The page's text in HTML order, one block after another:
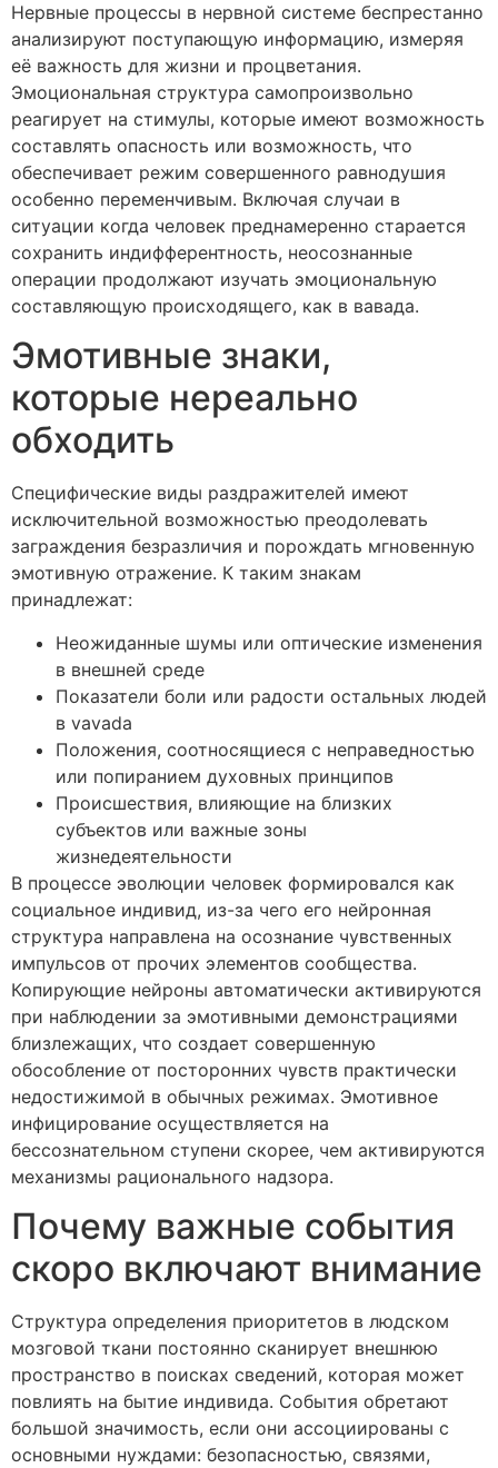
Нервные процессы в нервной системе беспрестанно
анализируют поступающую информацию, измеряя
её важность для жизни и процветания.
Эмоциональная структура самопроизвольно
реагирует на стимулы, которые имеют возможность
составлять опасность или возможность, что
обеспечивает режим совершенного равнодушия
особенно переменчивым. Включая случаи в
ситуации когда человек преднамеренно старается
сохранить индифферентность, неосознанные
операции продолжают изучать эмоциональную
составляющую происходящего, как в вавада.
Эмотивные знаки,
которые нереально
обходить
Специфические виды раздражителей имеют
исключительной возможностью преодолевать
заграждения безразличия и порождать мгновенную
эмотивную отражение. К таким знакам
принадлежат:
Неожиданные шумы или оптические изменения
в внешней среде
Показатели боли или радости остальных людей
в vavada
Положения, соотносящиеся с неправедностью
или попиранием духовных принципов
Происшествия, влияющие на близких
субъектов или важные зоны
жизнедеятельности
В процессе эволюции человек формировался как
социальное индивид, из-за чего его нейронная
структура направлена на осознание чувственных
импульсов от прочих элементов сообщества.
Копирующие нейроны автоматически активируются
при наблюдении за эмотивными демонстрациями
близлежащих, что создает совершенную
обособление от посторонних чувств практически
недостижимой в обычных режимах. Эмотивное
инфицирование осуществляется на
бессознательном ступени скорее, чем активируются
механизмы рационального надзора.
Почему важные события
скоро включают внимание
Структура определения приоритетов в людском
мозговой ткани постоянно сканирует внешнюю
пространство в поисках сведений, которая может
повлиять на бытие индивида. События обретают
большой значимость, если они ассоциированы с
основными нуждами: безопасностью, связями,